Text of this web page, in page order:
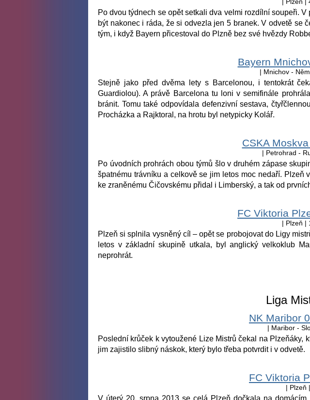
Po dvou týdnech se opět setkali dva velmi rozdílní soupeři.
být nakonec i ráda, že si odvezla jen 5 branek. V odvetě se
tým, i když Bayern přicestoval do Plzně bez své hvězdy
Bayern
| Mnichov -
Stejně jako před dvěma lety s Barcelonou, i tentokrát
Guardiolou). A právě Barcelona tu loni v semifinále
bránit. Tomu také odpovídala defenzivní sestava,
Procházka a Rajktoral, na hrotu byl netypicky Kolář.
CSKA
| Petrohrad -
Po úvodních prohrách obou týmů šlo v druhém zápase
špatnému trávníku a celkově se jim letos moc nedaří.
ke zraněnému Čičovskému přidal i Limberský, a tak od
FC Viktoria
| Plzeň |
Plzeň si splnila vysněný cíl – opět se probojovat do Ligy
letos v základní skupině utkala, byl anglický velkoklub
neprohrát.
Liga
NK Maribor
| Maribor -
Poslední krůček k vytoužené Lize Mistrů čekal na
jim zajistilo slibný náskok, který bylo třeba potvrdit i v odvetě.
FC Viktoria
| Plzeň
V úterý 20. srpna 2013 se celá Plzeň dočkala na